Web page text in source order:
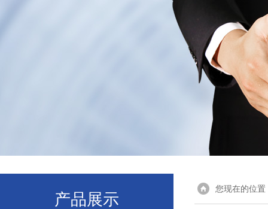
产品展示
您现在的位置